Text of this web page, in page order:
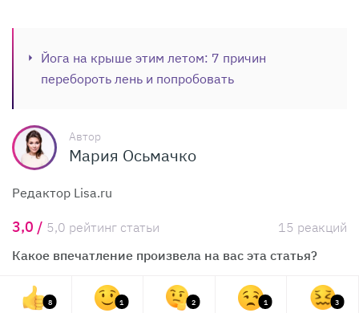
Йога на крыше этим летом: 7 причин
перебороть лень и попробовать
Автор
Мария Осьмачко
Редактор Lisa.ru
3,0 / 5,0 рейтинг статьи
15 реакций
Какое впечатление произвела на вас эта статья?
8 1 2 1 3